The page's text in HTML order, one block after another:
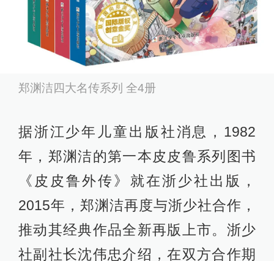
郑渊洁四大名传系列 全4册
据浙江少年儿童出版社消息，1982
年，郑渊洁的第一本皮皮鲁系列图书
《皮皮鲁外传》就在浙少社出版，
2015年，郑渊洁再度与浙少社合作，
推动其经典作品全新再版上市。浙少
社副社长沈伟忠介绍，在双方合作期